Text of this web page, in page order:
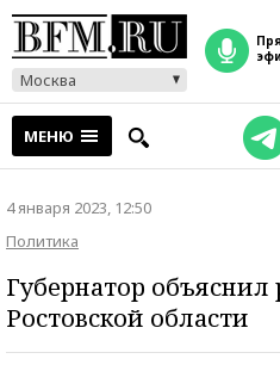
Москва
прямой
МЕНЮ
4 января 2023, 12:50
Политика
Губернатор объяснил
Ростовской области